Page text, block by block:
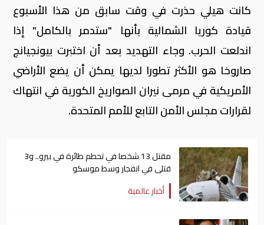
كانت هيلي حذرت في وقت سابق من هذا الأسبوع
قيادة كوريا الشمالية بأنها "ستدمر بالكامل" إذا
اندلعت الحرب. وجاء التهديد بعد أن اختبرت بيونجيانج
صاروخا هو الأكثر تطورا لديها يمكن أن يضع الأراضي
الأمريكية في مرمى نيران الصواريخ الكورية في انتهاك
لقرارات مجلس الأمن التابع للأمم المتحدة.
مقتل 13 شخصا في تحطم طائرة في بيرو.. و3
قتلى في انفجار وسط موسكو
أخبار عالمية